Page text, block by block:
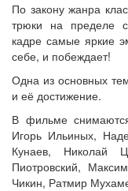
По закону жанра
трюки на пределе
кадре самые яркие
себе, и побеждает!
Одна из основных
и её достижение.
В фильме
Игорь Ильиных,
Кунаев, Николай
Пиотровский,
Чикин, Ратмир